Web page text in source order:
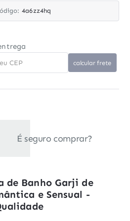
4a6zz4hq
É seguro comprar?
de Banho Garji de
e Sensual -